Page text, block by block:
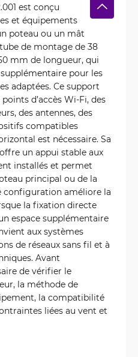
est conçu
et équipements
poteau ou un mât
de montage de 38
mm de longueur, qui
pour les
adaptées. Ce support
d’accès Wi-Fi, des
des antennes, des
compatibles
est nécessaire. Sa
un appui stable aux
installés et permet
principal ou de la
configuration améliore la
la fixation directe
espace supplémentaire
aux systèmes
de réseaux sans fil et à
Avant
de vérifier le
la méthode de
la compatibilité
liées au vent et